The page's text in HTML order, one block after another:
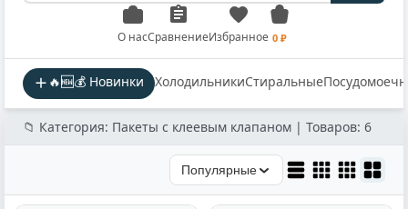
О насСравнениеИзбранное 0 ₽
🔥🆕💰 Новинки ХолодильникиСтиральные
📁 Категория: Пакеты с клеевым клапаном | Товаров: 6
Популярные